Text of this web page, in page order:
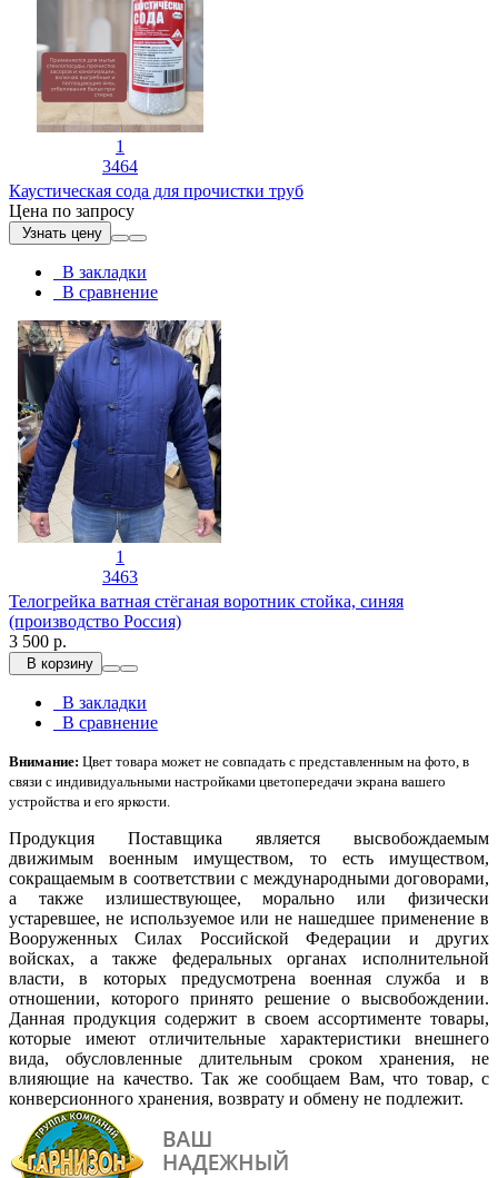
1
3464
Каустическая сода для прочистки труб
Цена по запросу
Узнать цену
В закладки
В сравнение
1
3463
Телогрейка ватная стёганая воротник стойка, синяя
(производство Россия)
3 500 р.
В корзину
В закладки
В сравнение
Внимание: Цвет товара может не совпадать с представленным на фото, в
связи с индивидуальными настройками цветопередачи экрана вашего
устройства и его яркости.
Продукция Поставщика является высвобождаемым
движимым военным имуществом, то есть имуществом,
сокращаемым в соответствии с международными договорами,
а также излишествующее, морально или физически
устаревшее, не используемое или не нашедшее применение в
Вооруженных Силах Российской Федерации и других
войсках, а также федеральных органах исполнительной
власти, в которых предусмотрена военная служба и в
отношении, которого принято решение о высвобождении.
Данная продукция содержит в своем ассортименте товары,
которые имеют отличительные характеристики внешнего
вида, обусловленные длительным сроком хранения, не
влияющие на качество. Так же сообщаем Вам, что товар, с
конверсионного хранения, возврату и обмену не подлежит.